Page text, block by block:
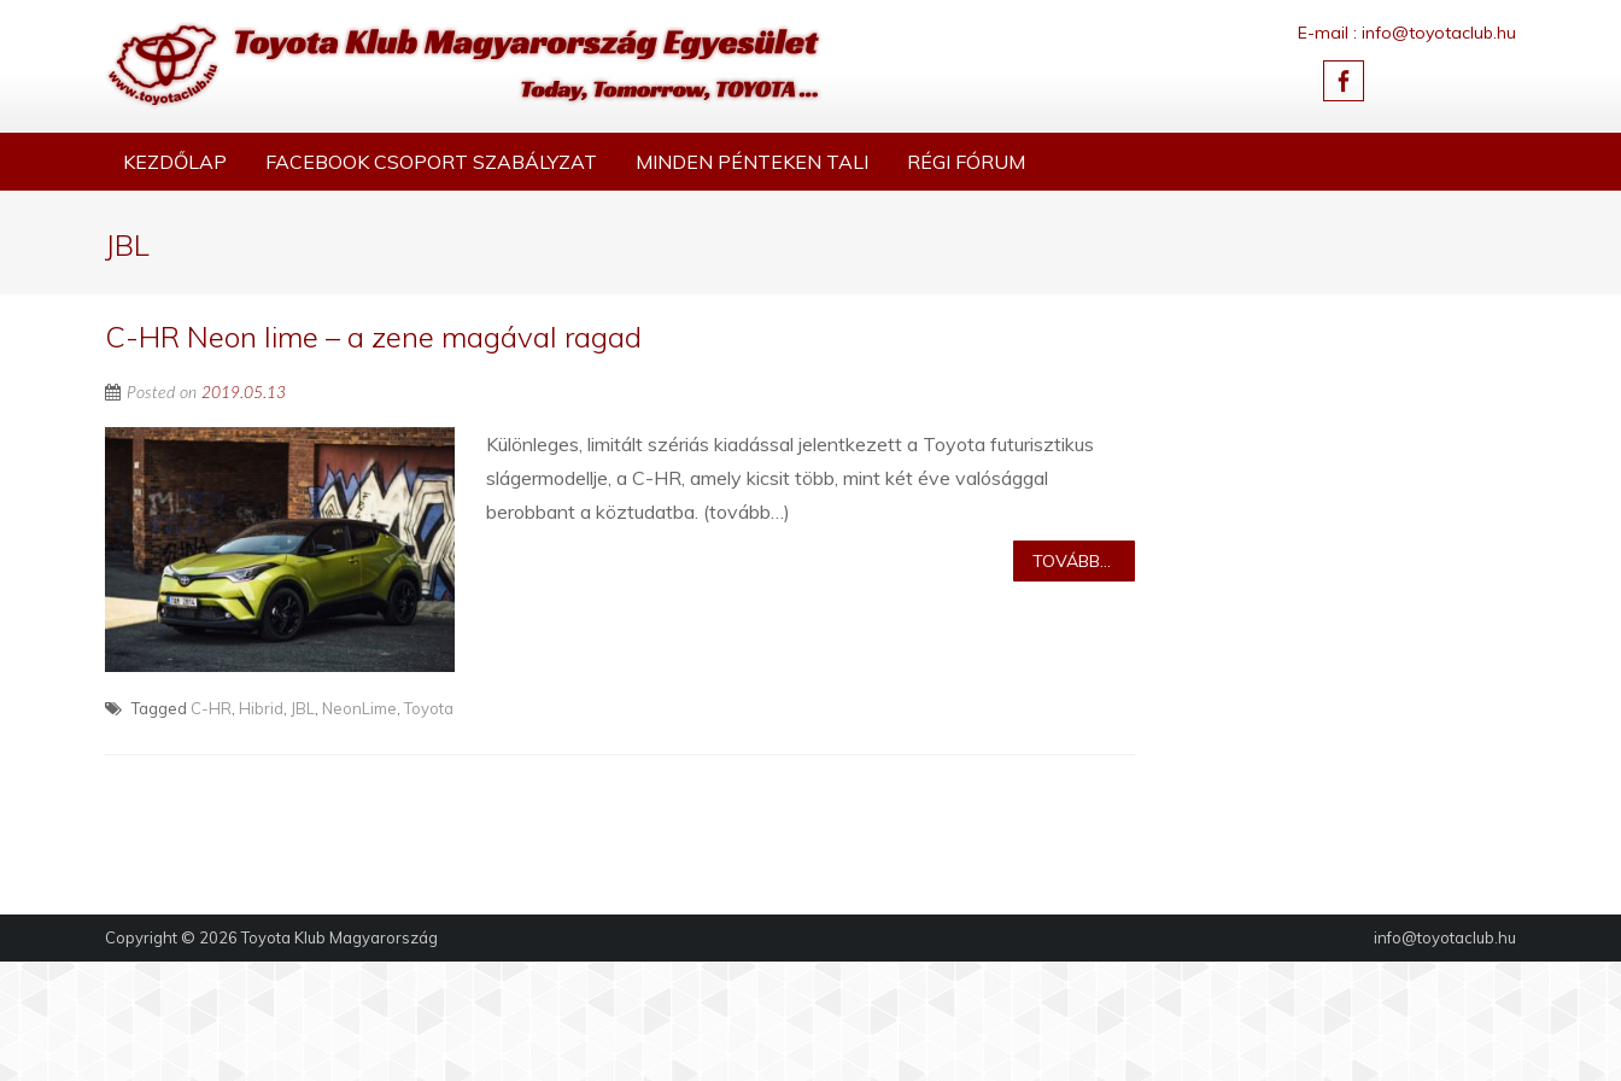
E-mail : info@toyotaclub.hu
KEZDŐLAP FACEBOOK CSOPORT SZABÁLYZAT MINDEN PÉNTEKEN TALI RÉGI FÓRUM
JBL
C-HR Neon lime – a zene magával ragad
Posted on 2019.05.13
Különleges, limitált szériás kiadással jelentkezett a Toyota futurisztikus
slágermodellje, a C-HR, amely kicsit több, mint két éve valósággal
berobbant a köztudatba. (tovább…)
TOVÁBB...
Tagged C-HR, Hibrid, JBL, NeonLime,Toyota
info@toyotaclub.hu
Copyright © 2026Toyota Klub Magyarország